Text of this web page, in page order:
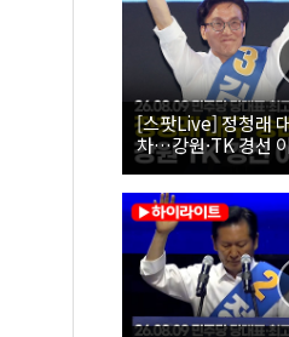
[스팟Live] 정청래
차…강원·TK 경선
26.08.09 더불어민
보 대구·경북 합동